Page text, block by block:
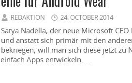
REDAKTION 24. OCTOBER 2014
Satya Nadella, der neue Microsoft
und anstatt sich primär mit den
bekriegen, will man sich diese jetzt zu
einfach Apps entwickeln. ...